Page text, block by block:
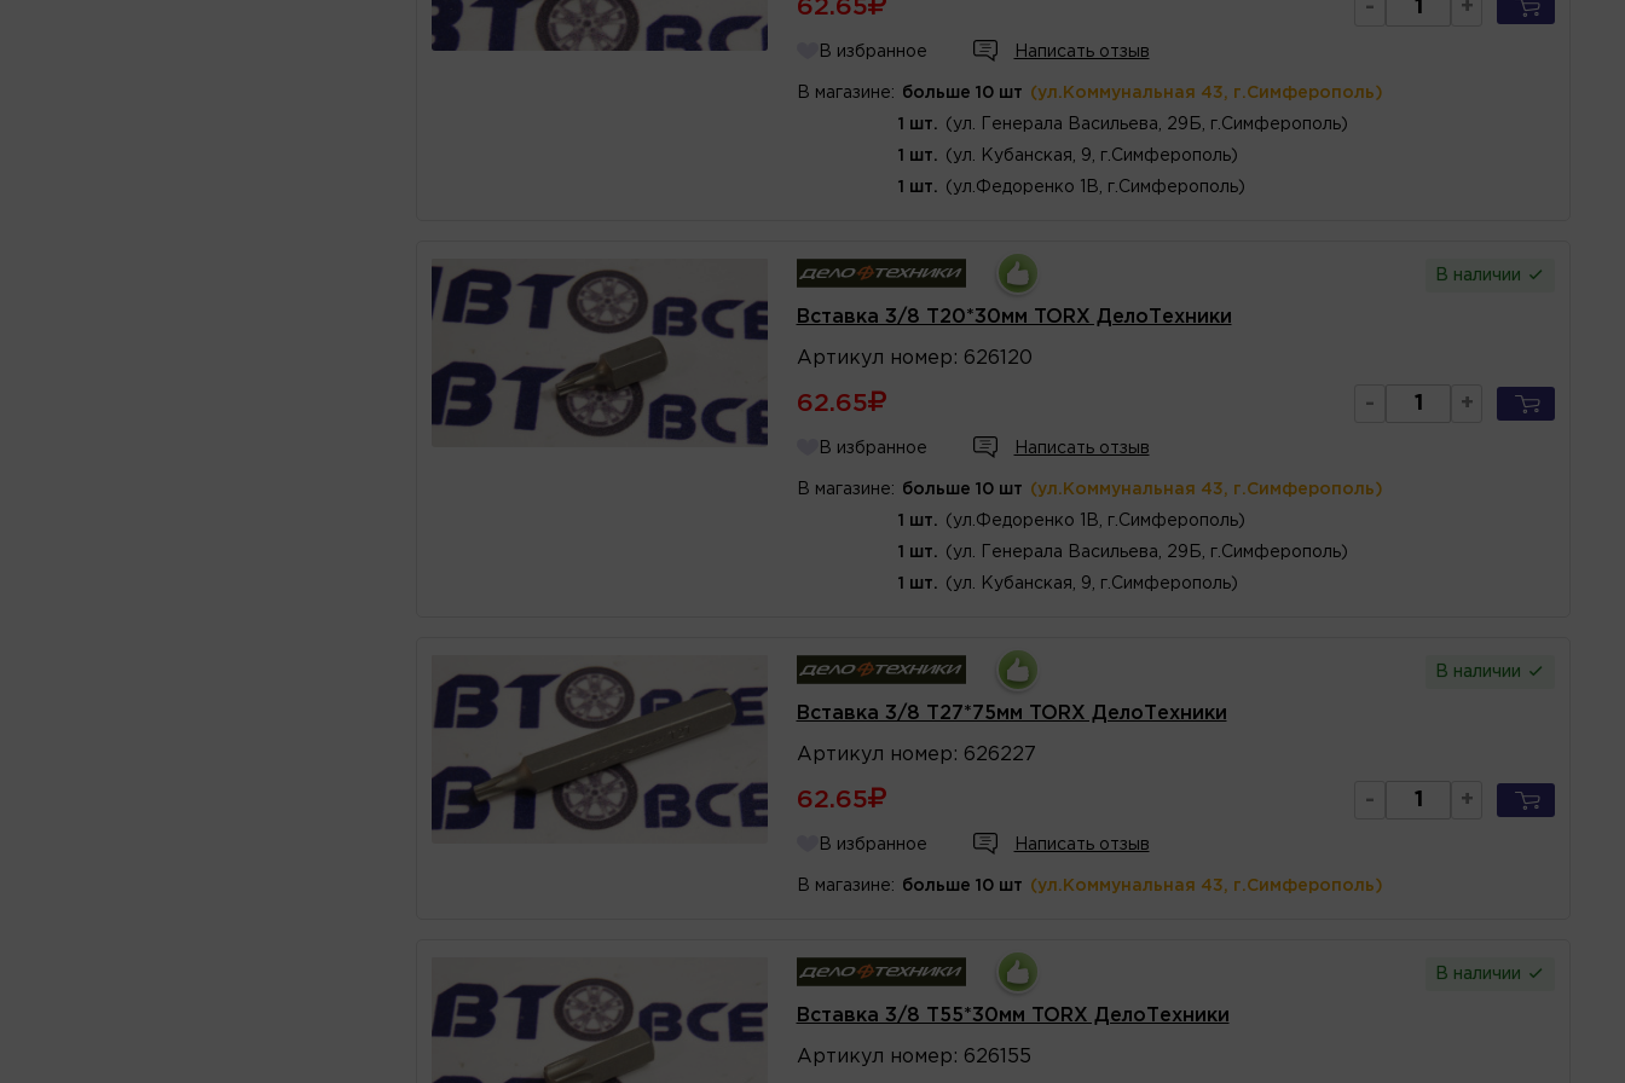
62.65 - +
В избранное Написать отзыв
В магазине: больше 10 шт (ул.Коммунальная 43, г.Симферополь)
1 шт. (ул. Генерала Васильева, 29Б, г.Симферополь)
1 шт. (ул. Кубанская, 9, г.Симферополь)
1 шт. (ул.Федоренко 1В, г.Симферополь)
В наличии
Вставка 3/8 T20*30мм TORX ДелоТехники
Артикул номер : 626120
62.65 - +
В избранное Написать отзыв
В магазине: больше 10 шт (ул.Коммунальная 43, г.Симферополь)
1 шт. (ул.Федоренко 1В, г.Симферополь)
1 шт. (ул. Генерала Васильева, 29Б, г.Симферополь)
1 шт. (ул. Кубанская, 9, г.Симферополь)
В наличии
Вставка 3/8 T27*75мм TORX ДелоТехники
Артикул номер : 626227
62.65 - +
В избранное Написать отзыв
В магазине: больше 10 шт (ул.Коммунальная 43, г.Симферополь)
В наличии
Вставка 3/8 T55*30мм TORX ДелоТехники
Артикул номер : 626155